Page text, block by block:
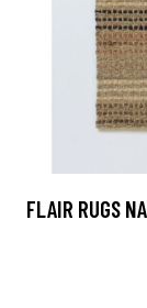
FLAIR RUGS